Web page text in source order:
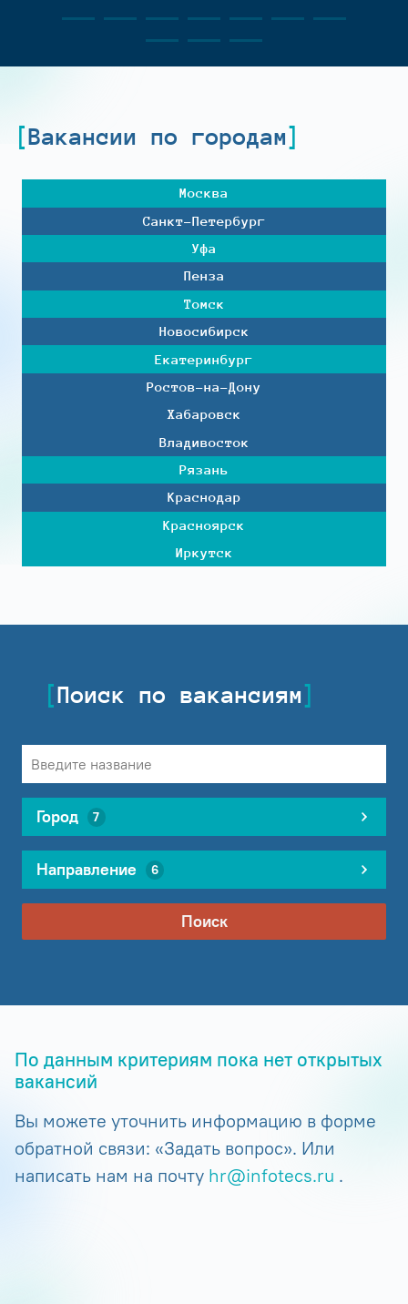
Вакансии по городам
Москва
Санкт-Петербург
Уфа
Пенза
Томск
Новосибирск
Екатеринбург
Ростов-на-Дону
Хабаровск
Владивосток
Рязань
Краснодар
Красноярск
Иркутск
Поиск по вакансиям
Город 7
Направление 6
Поиск
По данным критериям пока нет открытых
вакансий
Вы можете уточнить информацию в форме
обратной связи: «Задать вопрос». Или
написать нам на почту hr@infotecs.ru .